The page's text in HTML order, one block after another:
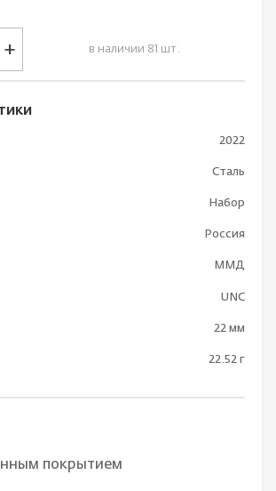
в наличии 81 шт.
+
2022
Сталь
Набор
Россия
ММД
UNC
22 мм
22.52 г
покрытием